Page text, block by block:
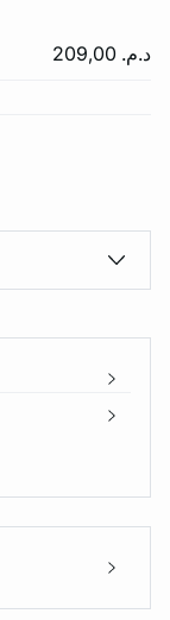
د.م. 209,00